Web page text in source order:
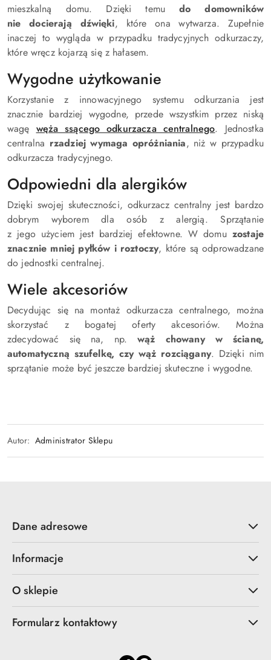
mieszkalną domu. Dzięki temudo domowników
nie docierają dźwięki, które ona wytwarza. Zupełnie
inaczej to wygląda w przypadku tradycyjnych odkurzaczy,
które wręcz kojarzą się z hałasem.
Wygodne użytkowanie
Korzystanie z innowacyjnego systemu odkurzania jest
znacznie bardziej wygodne, przede wszystkim przez niską
wagę węża ssącego odkurzacza centralnego. Jednostka
centralna rzadziej wymaga opróżniania, niż w przypadku
odkurzacza tradycyjnego.
Odpowiedni dla alergików
Dzięki swojej skuteczności, odkurzacz centralny jest bardzo
dobrym wyborem dla osób z alergią. Sprzątanie
z jego użyciem jest bardziej efektowne. W domu zostaje
znacznie mniej pyłków i roztoczy, które są odprowadzane
do jednostki centralnej.
Wiele akcesoriów
Decydując się na montaż odkurzacza centralnego, można
skorzystać z bogatej oferty akcesoriów. Można
zdecydować się na, np.wąż chowany w ścianę,
automatyczną szufelkę, czy wąż rozciągany. Dzięki nim
sprzątanie może być jeszcze bardziej skuteczne i wygodne.
Autor: Administrator Sklepu
Dane adresowe
Informacje
O sklepie
Formularz kontaktowy